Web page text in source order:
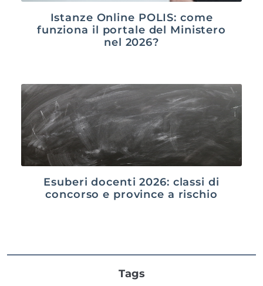
Istanze Online POLIS: come
funziona il portale del Ministero
nel 2026?
Esuberi docenti 2026: classi di
concorso e province a rischio
Tags